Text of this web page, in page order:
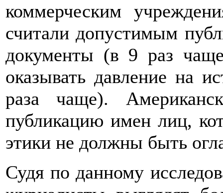
коммерческим
считали допустимым
документы (в 9 раз
оказывать давление на
раза чаще).
публикацию имен лиц,
этики не должны быть
Судя по данному